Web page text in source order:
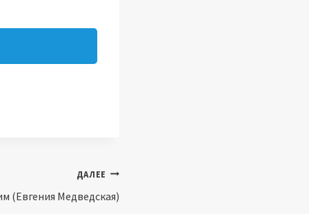
ДАЛЕЕ
(Евгения Медведская)